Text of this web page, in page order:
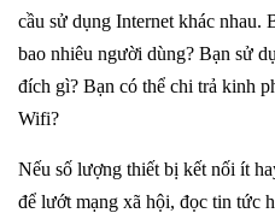
cầu sử dụng Internet khác nhau.
bao nhiêu người dùng? Bạn sử
đích gì? Bạn có thể chi trả kinh
Wifi?
Nếu số lượng thiết bị kết nối ít
để lướt mạng xã hội, đọc tin tức